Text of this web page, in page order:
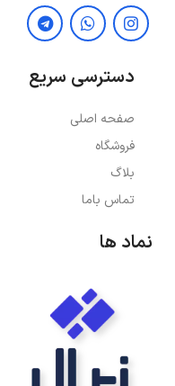
دسترسی سریع
صفحه اصلی
فروشگاه
بلاگ
تماس باما
نماد ها